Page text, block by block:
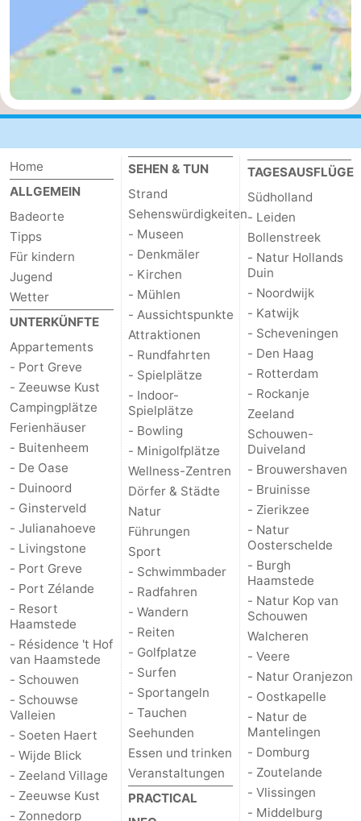
Südholland
-
Leiden
Bollenstreek
Natur
Hollands
Duin
-
Noordwijk
-
Katwijk
-
Scheveningen
-
Den
Haag
-
Rotterdam
-
Rockanje
Zeeland
Schouwen-
Duiveland
Brouwershaven
-
Bruinisse
-
Zierikzee
Oosterschelde
Burgh
Haamstede
Natur
Kop
van
Schouwen
Walcheren
-
Veere
Natur
Oranjezon
-
Oostkapelle
-
Home
ALLGEMEIN
Badeorte
Tipps
Für kindern
Jugend
Wetter
UNTERKÜNFTE
Appartements
- Port Greve
- Zeeuwse Kust
Campingplätze
Ferienhäuser
- Buitenheem
- De Oase
- Duinoord
- Ginsterveld
- Julianahoeve
- Livingstone
- Port Greve
- Port Zélande
- Resort
Haamstede
- Résidence 't Hof
van Haamstede
- Schouwen
- Schouwse
Valleien
- Soeten Haert
- Wijde Blick
- Zeeland Village
- Zeeuwse Kust
- Zonnedorp
SEHEN & TUN
Strand
Sehenswürdigkeiten
- Museen
- Denkmäler
- Kirchen
- Mühlen
- Aussichtspunkte
Attraktionen
- Rundfahrten
- Spielplätze
- Indoor-
Spielplätze
- Bowling
- Minigolfplätze
Wellness-Zentren
Dörfer & Städte
Natur
Führungen
Sport
- Schwimmbader
- Radfahren
- Wandern
- Reiten
- Golfplatze
- Surfen
- Sportangeln
- Tauchen
Seehunden
Essen und trinken
Veranstaltungen
PRACTICAL
TAGESAUSFLÜGE
Südholland
- Leiden
Bollenstreek
- Natur Hollands
Duin
- Noordwijk
- Katwijk
- Scheveningen
- Den Haag
- Rotterdam
- Rockanje
Zeeland
Schouwen-
Duiveland
- Brouwershaven
- Bruinisse
- Zierikzee
- Natur
Oosterschelde
- Burgh
Haamstede
- Natur Kop van
Schouwen
Walcheren
- Veere
- Natur Oranjezon
- Oostkapelle
- Natur de
Mantelingen
- Domburg
- Zoutelande
- Vlissingen
- Middelburg